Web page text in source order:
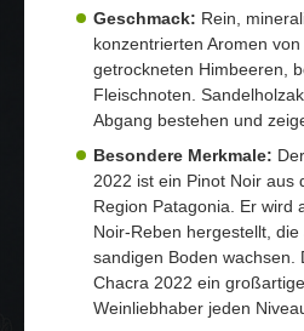
Geschmack: Rein,
konzentrierten Aromen
getrockneten Himbeeren,
Fleischnoten.
Abgang bestehen und
Besondere Merkmale:
2022 ist ein Pinot Noir aus
Region Patagonia. Er wird
Noir-Reben hergestellt,
sandigen Boden wachsen.
Chacra 2022 ein
Weinliebhaber jeden